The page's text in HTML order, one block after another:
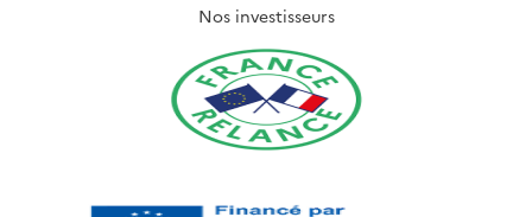
Nos investisseurs